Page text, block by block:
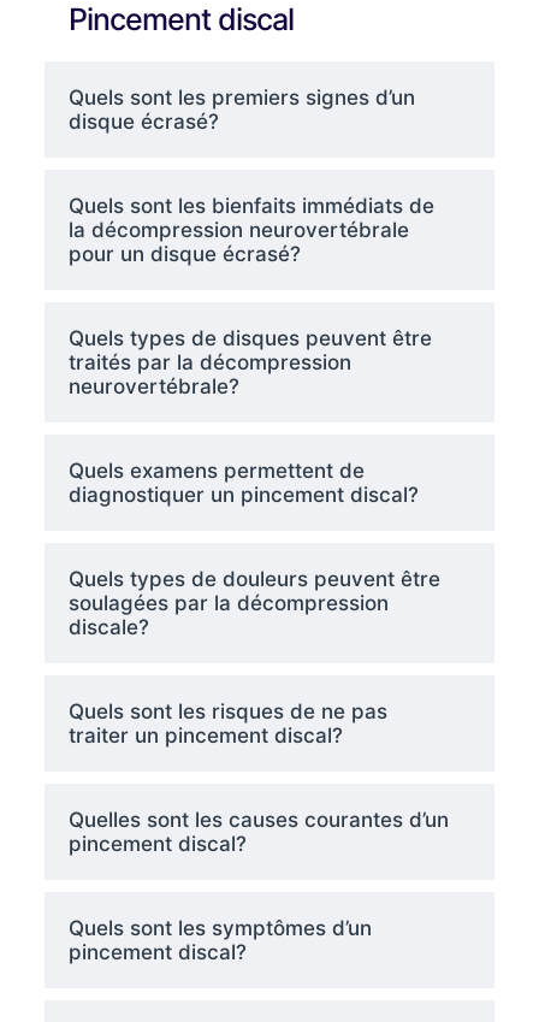
Pincement discal
Quels sont les premiers signes d’un
disque écrasé?
Quels sont les bienfaits immédiats de
la décompression neurovertébrale
pour un disque écrasé?
Quels types de disques peuvent être
traités par la décompression
neurovertébrale?
Quels examens permettent de
diagnostiquer un pincement discal?
Quels types de douleurs peuvent être
soulagées par la décompression
discale?
Quels sont les risques de ne pas
traiter un pincement discal?
Quelles sont les causes courantes d’un
pincement discal?
Quels sont les symptômes d’un
pincement discal?